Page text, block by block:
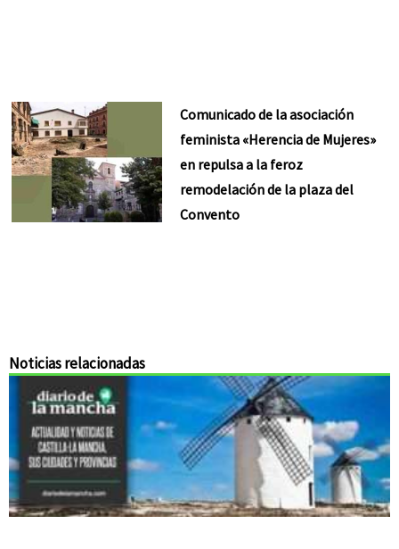
Comunicado de la asociación
feminista «Herencia de Mujeres»
en repulsa a la feroz
remodelación de la plaza del
Convento
Noticias relacionadas